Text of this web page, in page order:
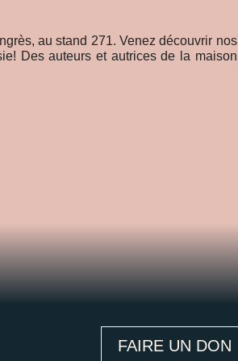
au stand 271. Venez découvrir nos
Des auteurs et autrices de la maison
FAIRE UN DON